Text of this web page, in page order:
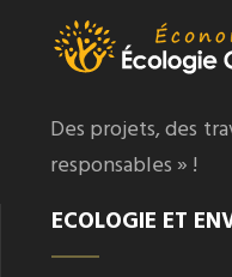
Des projets, des
responsables » !
ECOLOGIE ET